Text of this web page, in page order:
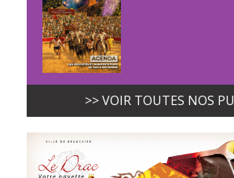
>> VOIR TOUTES NOS